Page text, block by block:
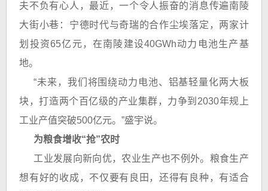
夫不负有心人，最近，一个令人振奋的消息传遍南陵
大街小巷：宁德时代与奇瑞的合作尘埃落定，两家计
划投资65亿元，在南陵建设40GWh动力电池生产基
地。
“未来，我们将围绕动力电池、铝基轻量化两大板
块，打造两个百亿级的产业集群，力争到2030年规上
工业产值突破500亿元。”盛宇说。
为粮食增收“抢”农时
工业发展向新向优，农业生产也不例外。粮食生产
想有好的收成，不仅要有良田，还得有良种，有适合